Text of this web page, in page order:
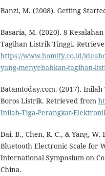
Banzi, M. (2008). Getting
Basaria, M. (2020). 8
Tagihan Listrik Tinggi.
https://www.homify.co.id/
yang-menyebabkan-tagihan-
Batamtoday.com. (2017).
Boros Listrik. Retrieved from
Inilah-Tiga-Perangkat-
Dai, B., Chen, R. C., & Yang,
Bluetooth Electronic Scale for
International Symposium on
China.